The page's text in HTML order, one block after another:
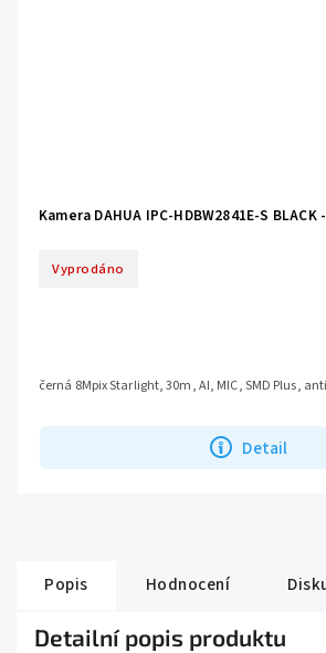
Kamera DAHUA IPC-HDBW2841E-S BLACK
Vyprodáno
Detail
černá 8Mpix Starlight, 30m, AI, MIC, SMD Plus,
Popis Hodnocení
Detailní popis produktu